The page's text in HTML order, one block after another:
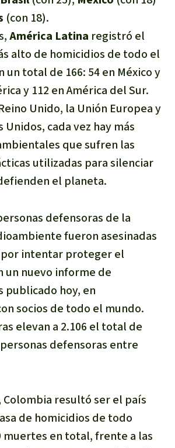
Granjas Industriales
Para niñas y niños
Defensoras y Defensores
(con 18).
América Latina registró el
alto de homicidios de todo el
un total de 166: 54 en México y
y 112 en América del Sur.
Unido, la Unión Europea y
Unidos, cada vez hay más
que sufren las
utilizadas para silenciar
el planeta.
defensoras de la
fueron asesinadas
por intentar proteger el
un nuevo informe de
publicado hoy, en
socios de todo el mundo.
elevan a 2.106 el total de
defensoras entre
Colombia resultó ser el país
de homicidios de todo
muertes en total, frente a las